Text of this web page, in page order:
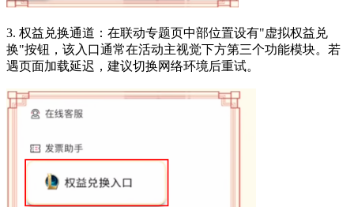
3. 权益兑换通道：在联动专题页中部位置设有"虚拟权益兑
换"按钮，该入口通常在活动主视觉下方第三个功能模块。若
遇页面加载延迟，建议切换网络环境后重试。